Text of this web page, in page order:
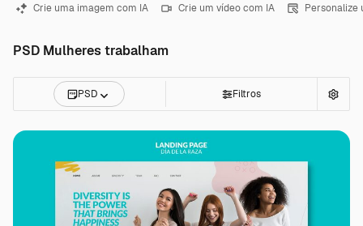
Crie uma imagem com IA Crie um vídeo com IA Personalize
PSD Mulheres trabalham
PSD Filtros